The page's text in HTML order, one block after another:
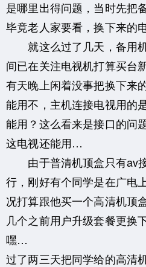
是哪里出得问题，当时先把
毕竟老人家要看，换下来的
就这么过了几天，备用
间已在关注电视机打算买台
有天晚上闲着没事把换下来
能用不，主机连接电视用的
能用？这么看来是接口的问
这电视还能用…
由于普清机顶盒只有av
行，刚好有个同学是在广电
况打算跟他买一个高清机顶
几个之前用户升级套餐更换
嘿…
过了两三天把同学给的高清